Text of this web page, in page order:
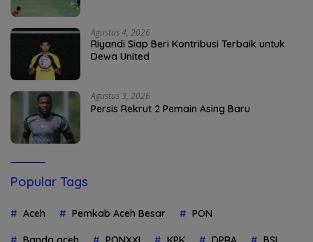
Agustus 4, 2026
Riyandi Siap Beri Kontribusi Terbaik untuk
Dewa United
Agustus 3, 2026
Persis Rekrut 2 Pemain Asing Baru
Popular Tags
Aceh Pemkab Aceh Besar PON